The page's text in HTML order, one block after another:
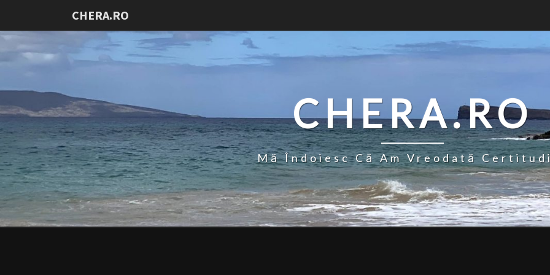
CHERA.RO
CHERA.RO
Mă Îndoiesc Că Am Vreodată